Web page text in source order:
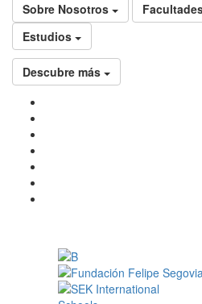
Sobre Nosotros
Estudios
Descubre más